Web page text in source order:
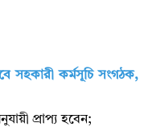
সহকারী কর্মসূচি সংগঠক,
প্রাপ্য হবেন;